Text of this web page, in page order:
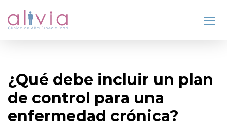
¿Qué debe incluir un plan
de control para una
enfermedad crónica?